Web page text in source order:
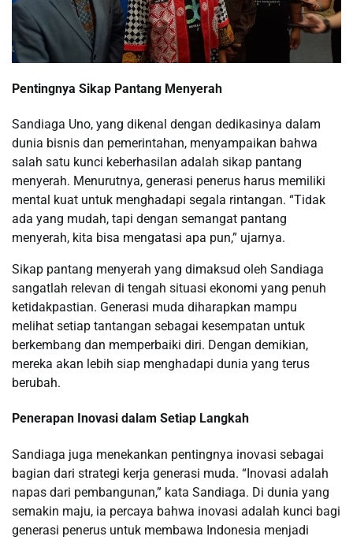
Pentingnya Sikap Pantang Menyerah
Sandiaga Uno, yang dikenal dengan dedikasinya dalam
dunia bisnis dan pemerintahan, menyampaikan bahwa
salah satu kunci keberhasilan adalah sikap pantang
menyerah. Menurutnya, generasi penerus harus memiliki
mental kuat untuk menghadapi segala rintangan. “Tidak
ada yang mudah, tapi dengan semangat pantang
menyerah, kita bisa mengatasi apa pun,” ujarnya.
Sikap pantang menyerah yang dimaksud oleh Sandiaga
sangatlah relevan di tengah situasi ekonomi yang penuh
ketidakpastian. Generasi muda diharapkan mampu
melihat setiap tantangan sebagai kesempatan untuk
berkembang dan memperbaiki diri. Dengan demikian,
mereka akan lebih siap menghadapi dunia yang terus
berubah.
Penerapan Inovasi dalam Setiap Langkah
Sandiaga juga menekankan pentingnya inovasi sebagai
bagian dari strategi kerja generasi muda. “Inovasi adalah
napas dari pembangunan,” kata Sandiaga. Di dunia yang
semakin maju, ia percaya bahwa inovasi adalah kunci bagi
generasi penerus untuk membawa Indonesia menjadi